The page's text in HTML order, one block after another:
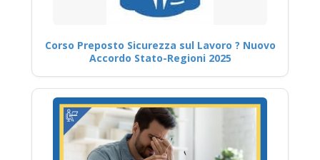
Corso Preposto Sicurezza sul Lavoro ? Nuovo
Accordo Stato-Regioni 2025